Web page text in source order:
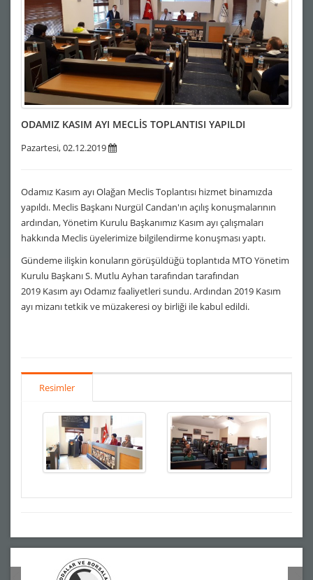
ODAMIZ KASIM AYI MECLİS TOPLANTISI YAPILDI
Pazartesi, 02.12.2019
Odamız Kasım ayı Olağan Meclis Toplantısı hizmet binamızda
yapıldı. Meclis Başkanı Nurgül Candan'ın açılış konuşmalarının
ardından, Yönetim Kurulu Başkanımız Kasım ayı çalışmaları
hakkında Meclis üyelerimize bilgilendirme konuşması yaptı.
Gündeme ilişkin konuların görüşüldüğü toplantıda MTO Yönetim
Kurulu Başkanı S. Mutlu Ayhan tarafından tarafından
2019 Kasım ayı Odamız faaliyetleri sundu. Ardından 2019 Kasım
ayı mizanı tetkik ve müzakeresi oy birliği ile kabul edildi.
Resimler